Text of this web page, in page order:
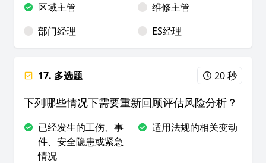
区域主管
维修主管
部门经理
ES经理
17. 多选题 20 秒
下列哪些情况下需要重新回顾评估风险分析？
已经发生的工伤、事
件、安全隐患或紧急
情况
适用法规的相关变动